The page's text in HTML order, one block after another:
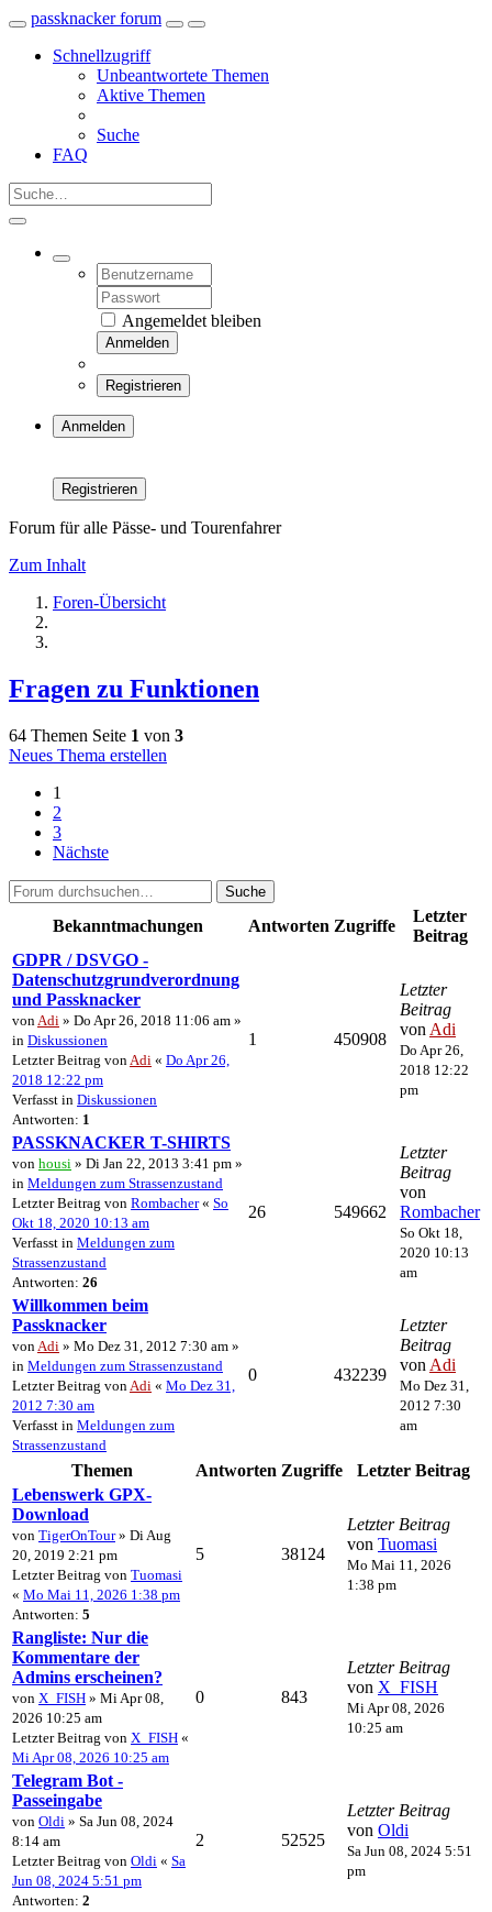
passknacker forum
Schnellzugriff
Unbeantwortete Themen
Aktive Themen
Suche
FAQ
Angemeldet bleiben
Anmelden
Registrieren
Anmelden
Registrieren
Forum für alle Pässe- und Tourenfahrer
Zum Inhalt
Foren-Übersicht
Fragen zu Funktionen
64 Themen Seite 1 von 3
Neues Thema erstellen
1
2
3
Nächste
Suche
Bekanntmachungen Antworten Zugriffe
Letzter
Beitrag
GDPR / DSVGO -
Datenschutzgrundverordnung
und Passknacker
von Adi » Do Apr 26, 2018 11:06 am »
in Diskussionen
Letzter Beitrag von Adi « Do Apr 26,
2018 12:22 pm
Verfasst in Diskussionen
Antworten: 1
1 450908
Letzter
Beitrag
von Adi
Do Apr 26,
2018 12:22
pm
PASSKNACKER T-SHIRTS
von housi » Di Jan 22, 2013 3:41 pm »
in Meldungen zum Strassenzustand
Letzter Beitrag von Rombacher« So
Okt 18, 2020 10:13 am
Verfasst in Meldungen zum
Strassenzustand
Antworten: 26
26 549662
Letzter
Beitrag
von
Rombacher
So Okt 18,
2020 10:13
am
Willkommen beim
Passknacker
von Adi » Mo Dez 31, 2012 7:30 am »
in Meldungen zum Strassenzustand
Letzter Beitrag von Adi « Mo Dez 31,
2012 7:30 am
Verfasst in Meldungen zum
Strassenzustand
0 432239
Letzter
Beitrag
von Adi
Mo Dez 31,
2012 7:30
am
Themen Antworten Zugriffe
Letzter Beitrag
Lebenswerk GPX-
Download
von TigerOnTour» Di Aug
20, 2019 2:21 pm
Letzter Beitrag von Tuomasi
« Mo Mai 11, 2026 1:38 pm
Antworten: 5
5 38124
Letzter Beitrag
von Tuomasi
Mo Mai 11, 2026
1:38 pm
Rangliste: Nur die
Kommentare der
Admins erscheinen?
von X_FISH » Mi Apr 08,
2026 10:25 am
Letzter Beitrag von X_FISH «
Mi Apr 08, 2026 10:25 am
0 843
Letzter Beitrag
von X_FISH
Mi Apr 08, 2026
10:25 am
Telegram Bot -
Passeingabe
von Oldi » Sa Jun 08, 2024
8:14 am
Letzter Beitrag von Oldi « Sa
Jun 08, 2024 5:51 pm
Antworten: 2
2 52525
Letzter Beitrag
von Oldi
Sa Jun 08, 2024 5:51
pm